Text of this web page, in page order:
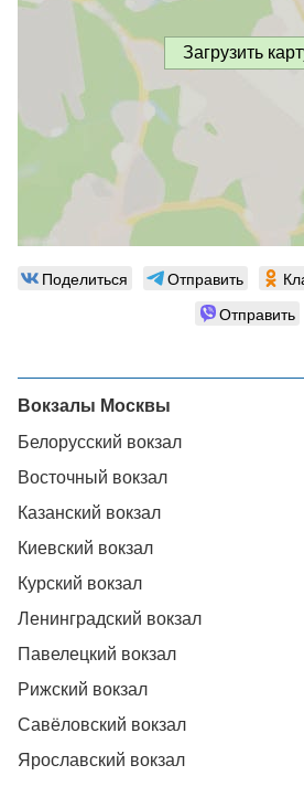
Загрузить
Поделиться Отправить
Отправить
Вокзалы Москвы
Белорусский вокзал
Восточный вокзал
Казанский вокзал
Киевский вокзал
Курский вокзал
Ленинградский вокзал
Павелецкий вокзал
Рижский вокзал
Савёловский вокзал
Ярославский вокзал